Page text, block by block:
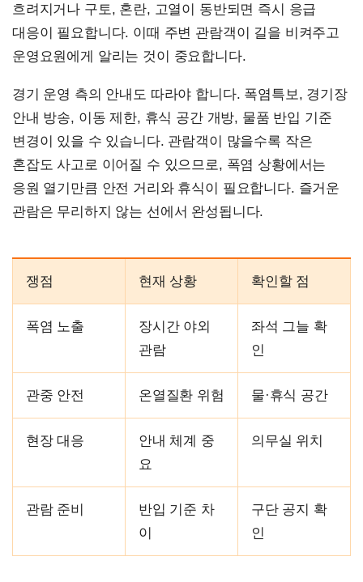
흐려지거나 구토, 혼란, 고열이 동반되면 즉시 응급
대응이 필요합니다. 이때 주변 관람객이 길을 비켜주고
운영요원에게 알리는 것이 중요합니다.
경기 운영 측의 안내도 따라야 합니다. 폭염특보, 경기장
안내 방송, 이동 제한, 휴식 공간 개방, 물품 반입 기준
변경이 있을 수 있습니다. 관람객이 많을수록 작은
혼잡도 사고로 이어질 수 있으므로, 폭염 상황에서는
응원 열기만큼 안전 거리와 휴식이 필요합니다. 즐거운
관람은 무리하지 않는 선에서 완성됩니다.
쟁점 현재 상황 확인할 점
폭염 노출
장시간 야외
관람
좌석 그늘 확
인
관중 안전 온열질환 위험 물·휴식 공간
현장 대응
안내 체계 중
요
의무실 위치
관람 준비
반입 기준 차
이
구단 공지 확
인